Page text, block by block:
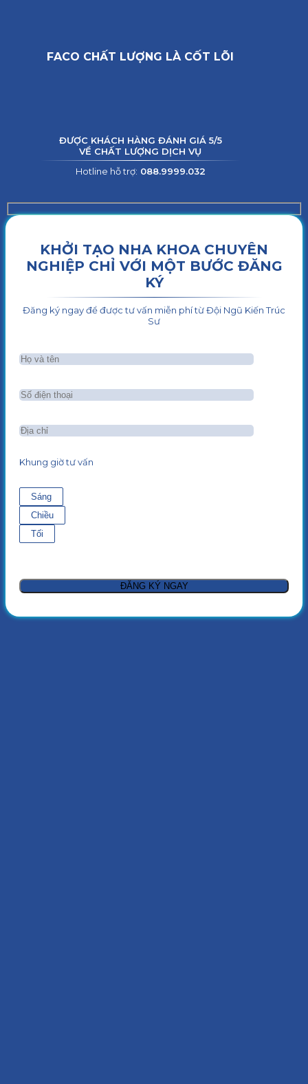
FACO CHẤT LƯỢNG LÀ CỐT LÕI
ĐƯỢC KHÁCH HÀNG ĐÁNH GIÁ 5/5
VỀ CHẤT LƯỢNG DỊCH VỤ
Hotline hỗ trợ: 088.9999.032
KHỞI TẠO NHA KHOA CHUYÊN
NGHIỆP CHỈ VỚI MỘT BƯỚC ĐĂNG
KÝ
Đăng ký ngay để được tư vấn miễn phí từ Đội Ngũ Kiến Trúc
Sư
Khung giờ tư vấn
Sáng
Chiều
Tối